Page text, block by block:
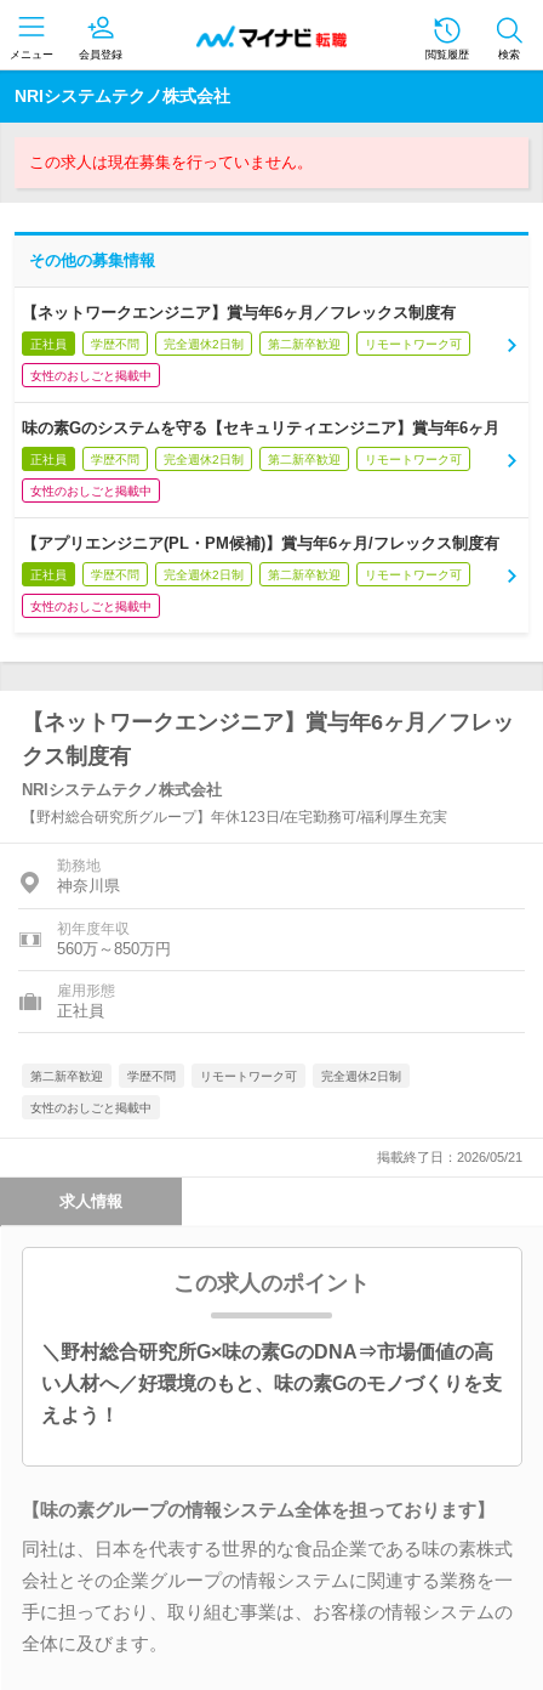
メニュー 会員登録 閲覧履歴 検索
NRIシステムテクノ株式会社
この求人は現在募集を行っていません。
その他の募集情報
【ネットワークエンジニア】賞与年6ヶ月／フレックス制度有
正社員 学歴不問 完全週休2日制 第二新卒歓迎 リモートワーク可
女性のおしごと掲載中
味の素Gのシステムを守る【セキュリティエンジニア】賞与年6ヶ月
正社員 学歴不問 完全週休2日制 第二新卒歓迎 リモートワーク可
女性のおしごと掲載中
【アプリエンジニア(PL・PM候補)】賞与年6ヶ月/フレックス制度有
正社員 学歴不問 完全週休2日制 第二新卒歓迎 リモートワーク可
女性のおしごと掲載中
【ネットワークエンジニア】賞与年6ヶ月／フレッ
クス制度有
NRIシステムテクノ株式会社
【野村総合研究所グループ】年休123日/在宅勤務可/福利厚生充実
勤務地
神奈川県
初年度年収
560万～850万円
雇用形態
正社員
第二新卒歓迎 学歴不問 リモートワーク可 完全週休2日制
女性のおしごと掲載中
掲載終了日：2026/05/21
求人情報
この求人のポイント
＼野村総合研究所G×味の素GのDNA⇒市場価値の高
い人材へ／好環境のもと、味の素Gのモノづくりを支
えよう！
【味の素グループの情報システム全体を担っております】
同社は、日本を代表する世界的な食品企業である味の素株式
会社とその企業グループの情報システムに関連する業務を一
手に担っており、取り組む事業は、お客様の情報システムの
全体に及びます。